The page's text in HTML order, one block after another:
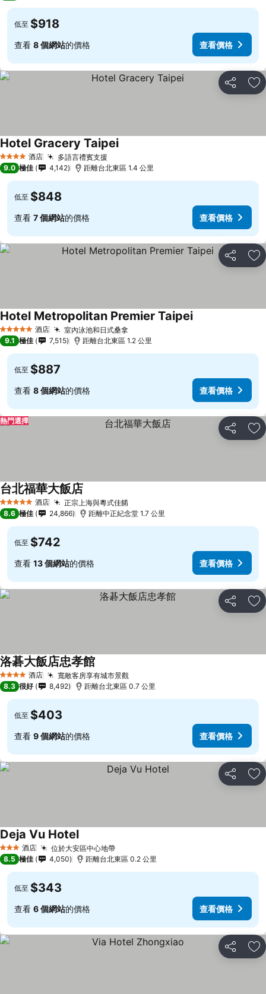
低至 $918
查看 8 個網站的價格 查看價格
分享 放
4 星級 酒店 多語言禮賓支援
Hotel Gracery Taipei
9.0 極佳 4,142 距離台北東區 1.4 公里
低至 $848
查看 7 個網站的價格 查看價格
分享 放
5 星級 酒店 室內泳池和日式桑拿
Hotel Metropolitan Premier Taipei
9.1 極佳 7,515 距離台北東區 1.2 公里
低至 $887
查看 8 個網站的價格 查看價格
分享 放
熱門選擇
5 星級 酒店 正宗上海與粵式佳餚
台北福華大飯店
8.6 極佳 24,866 距離中正紀念堂 1.7 公里
低至 $742
查看 13 個網站的價格 查看價格
分享 放
4 星級 酒店 寬敞客房享有城市景觀
洛碁大飯店忠孝館
8.3 很好 8,492 距離台北東區 0.7 公里
低至 $403
查看 9 個網站的價格 查看價格
分享 放
3 星級 酒店 位於大安區中心地帶
Deja Vu Hotel
8.5 極佳 4,050 距離台北東區 0.2 公里
低至 $343
查看 6 個網站的價格 查看價格
分享 放